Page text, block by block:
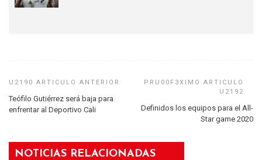
Teófilo Gutiérrez será baja para
enfrentar al Deportivo Cali
Definidos los equipos para el All-
Star game 2020
NOTICIAS RELACIONADAS